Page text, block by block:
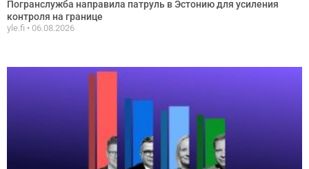
Погранслужба направила патруль в Эстонию для усиления
контроля на границе
yle.fi 06.08.2026